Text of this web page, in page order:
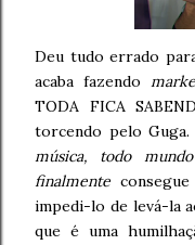
Deu tudo errado
acaba fazendo
TODA FICA
torcendo pelo Guga.
música, todo
finalmente
impedi-lo de levá-la
que é uma